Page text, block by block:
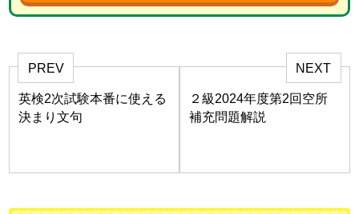
PREV
英検2次試験本番に使える
決まり文句
NEXT
２級2024年度第2回空所
補充問題解説